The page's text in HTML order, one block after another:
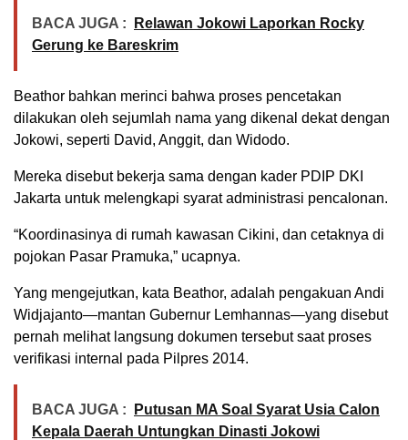
BACA JUGA :
Relawan Jokowi Laporkan Rocky
Gerung ke Bareskrim
Beathor bahkan merinci bahwa proses pencetakan
dilakukan oleh sejumlah nama yang dikenal dekat dengan
Jokowi, seperti David, Anggit, dan Widodo.
Mereka disebut bekerja sama dengan kader PDIP DKI
Jakarta untuk melengkapi syarat administrasi pencalonan.
“Koordinasinya di rumah kawasan Cikini, dan cetaknya di
pojokan Pasar Pramuka,” ucapnya.
Yang mengejutkan, kata Beathor, adalah pengakuan Andi
Widjajanto—mantan Gubernur Lemhannas—yang disebut
pernah melihat langsung dokumen tersebut saat proses
verifikasi internal pada Pilpres 2014.
BACA JUGA :
Putusan MA Soal Syarat Usia Calon
Kepala Daerah Untungkan Dinasti Jokowi